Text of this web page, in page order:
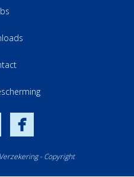
LinkedIn
- Copyright